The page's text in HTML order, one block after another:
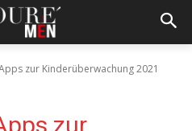
zur Kinderüberwachung 2021
zur